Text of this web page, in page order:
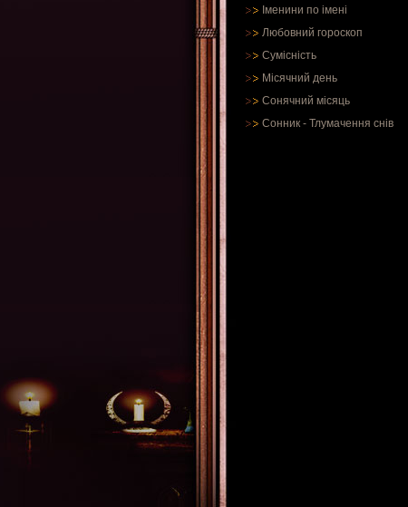
Іменини по імені
Любовний гороскоп
Сумісність
Місячний день
Сонячний місяць
Сонник - Тлумачення снів